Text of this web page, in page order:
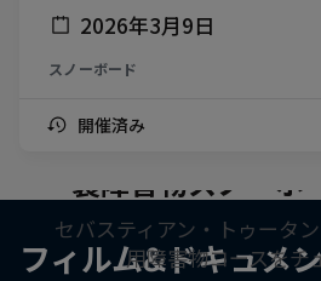
2026年3月9日
スノーボード
開催済み
フィルム&ドキュメ
セバスティアン・ト
製障害物スノーボ
セバスティアン・トゥータ
用障害物コースをチ